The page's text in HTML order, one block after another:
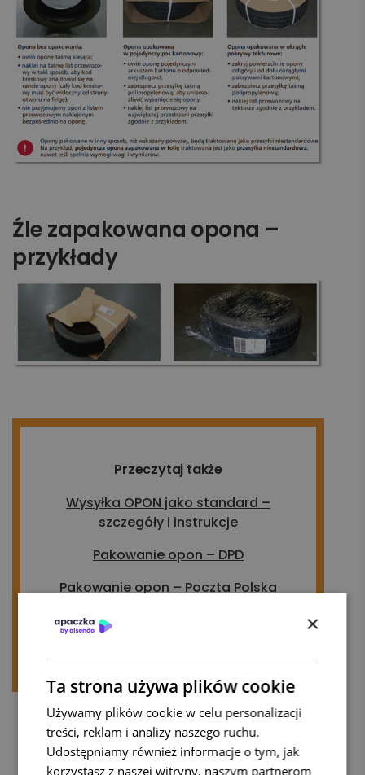
Źle zapakowana opona –
przykłady
Przeczytaj także
Wysyłka OPON jako standard –
szczegóły i instrukcje
Pakowanie opon – DPD
Pakowanie opon – Poczta Polska
Pakowanie opon – FedEx
×
Ta strona używa plików cookie
Używamy plików cookie w celu personalizacji
treści, reklam i analizy naszego ruchu.
Udostępniamy również informacje o tym, jak
korzystasz z naszej witryny, naszym partnerom